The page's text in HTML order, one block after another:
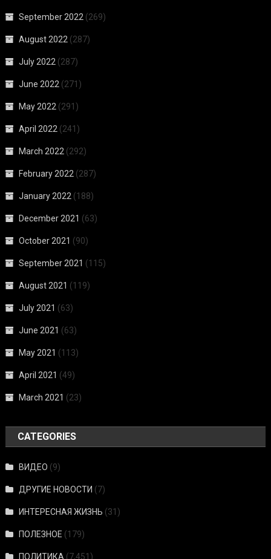
September 2022 (269)
August 2022 (287)
July 2022 (287)
June 2022 (271)
May 2022 (291)
April 2022 (241)
March 2022 (292)
February 2022 (287)
January 2022 (188)
December 2021 (63)
October 2021 (90)
September 2021 (115)
August 2021 (119)
July 2021 (63)
June 2021 (63)
May 2021 (113)
April 2021 (49)
March 2021 (23)
CATEGORIES
ВИДЕО (9)
ДРУГИЕ НОВОСТИ (7)
ИНТЕРЕСНАЯ ЖИЗНЬ (31)
ПОЛЕЗНОЕ (179)
ПОЛИТИКА (7,451)